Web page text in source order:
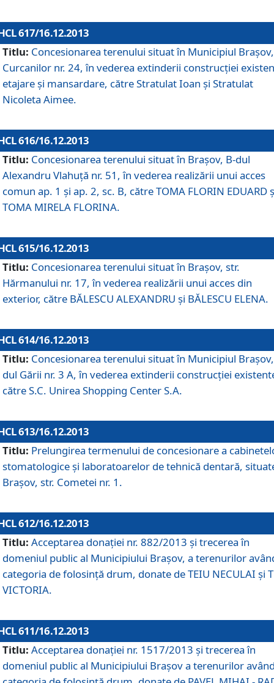
617/16.12.2013
Titlu: Concesionarea terenului situat în Municipiul
Curcanilor nr. 24, în vederea extinderii construcţiei
etajare şi mansardare, către Stratulat Ioan şi Stratulat
Nicoleta Aimee.
616/16.12.2013
Titlu: Concesionarea terenului situat în Braşov, B-dul
Alexandru Vlahuţă nr. 51, în vederea realizării unui acces
comun ap. 1 şi ap. 2, sc. B, către TOMA FLORIN EDUARD
TOMA MIRELA FLORINA.
615/16.12.2013
Titlu: Concesionarea terenului situat în Braşov, str.
Hărmanului nr. 17, în vederea realizării unui acces din
exterior, către BĂLESCU ALEXANDRU şi BĂLESCU ELENA.
614/16.12.2013
Titlu: Concesionarea terenului situat în Municipiul
dul Gării nr. 3 A, în vederea extinderii construcţiei
către S.C. Unirea Shopping Center S.A.
613/16.12.2013
Titlu: Prelungirea termenului de concesionare a
stomatologice şi laboratoarelor de tehnică dentară,
Braşov, str. Cometei nr. 1.
612/16.12.2013
Titlu: Acceptarea donaţiei nr. 882/2013 şi trecerea în
domeniul public al Municipiului Braşov, a terenurilor
categoria de folosinţă drum, donate de TEIU NECULAI şi
VICTORIA.
611/16.12.2013
Titlu: Acceptarea donaţiei nr. 1517/2013 şi trecerea în
domeniul public al Municipiului Braşov a terenurilor